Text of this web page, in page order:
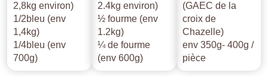
2,8kg environ)
1/2bleu (env
1,4kg)
1/4bleu (env
700g)
2.4kg environ)
½ fourme (env
1.2kg)
¼ de fourme
(env 600g)
(GAEC de la
croix de
Chazelle)
env 350g- 400g /
pièce